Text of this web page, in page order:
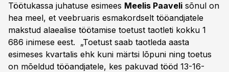
Töötukassa juhatuse esimees Meelis Paaveli sõnul on
hea meel, et veebruaris esmakordselt tööandjatele
makstud alaealise töötamise toetust taotleti kokku 1
686 inimese eest. „Toetust saab taotleda aasta
esimeses kvartalis ehk kuni märtsi lõpuni ning toetus
on mõeldud tööandjatele, kes pakuvad tööd 13-16-